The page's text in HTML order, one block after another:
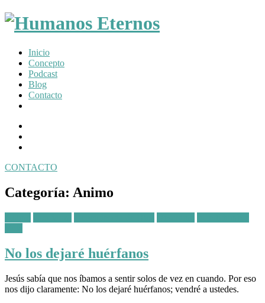
Somos
humanos,
pero
Dios
creó
mucho
Inicio
Concepto
Podcast
Blog
Contacto
CONTACTO
navigation
Categoría: Animo
No los dejaré huérfanos
Jesús sabía que nos íbamos a sentir solos de vez en cuando. Por eso
nos dijo claramente: No los dejaré huérfanos; vendré a ustedes.